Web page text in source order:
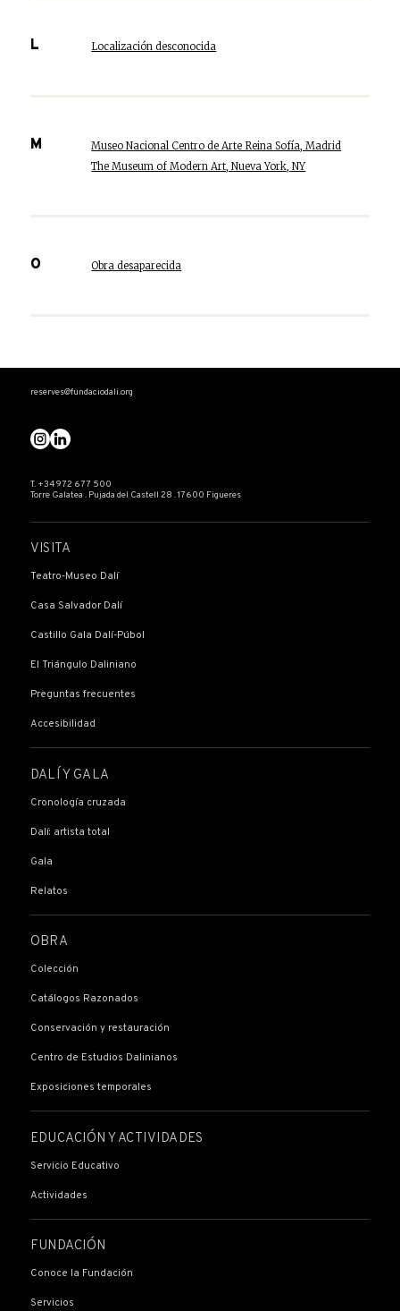
L Localización desconocida
M
Museo Nacional Centro de Arte Reina Sofía, Madrid
The Museum of Modern Art, Nueva York, NY
O Obra desaparecida
reserves@fundaciodali.org
T. +34 972 677 500
Torre Galatea . Pujada del Castell 28 . 17600 Figueres
VISITA
Teatro-Museo Dalí
Casa Salvador Dalí
Castillo Gala Dalí-Púbol
El Triángulo Daliniano
Preguntas frecuentes
Accesibilidad
DALÍ Y GALA
Cronología cruzada
Dalí: artista total
Gala
Relatos
OBRA
Colección
Catálogos Razonados
Conservación y restauración
Centro de Estudios Dalinianos
Exposiciones temporales
EDUCACIÓN Y ACTIVIDADES
Servicio Educativo
Actividades
FUNDACIÓN
Conoce la Fundación
Servicios